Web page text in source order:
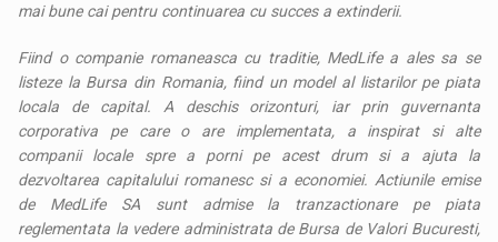
mai bune cai pentru continuarea cu succes a extinderii.
Fiind o companie romaneasca cu traditie, MedLife a ales sa se
listeze la Bursa din Romania, fiind un model al listarilor pe piata
locala de capital. A deschis orizonturi, iar prin guvernanta
corporativa pe care o are implementata, a inspirat si alte
companii locale spre a porni pe acest drum si a ajuta la
dezvoltarea capitalului romanesc si a economiei. Actiunile emise
de MedLife SA sunt admise la tranzactionare pe piata
reglementata la vedere administrata de Bursa de Valori Bucuresti,